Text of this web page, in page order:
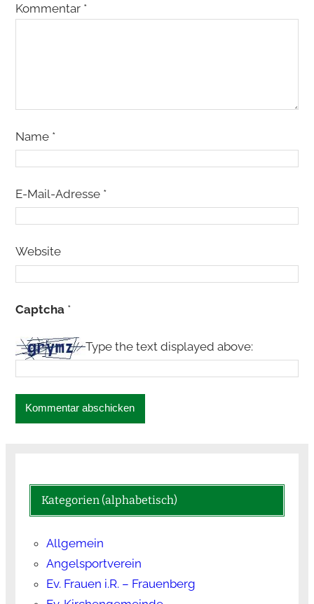
Kommentar *
Name *
E-Mail-Adresse *
Website
Captcha *
Type the text displayed above:
Kategorien (alphabetisch)
Allgemein
Angelsportverein
Ev. Frauen i.R. – Frauenberg